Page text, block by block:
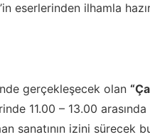
eserlerinden ilhamla
gerçekleşecek olan
11.00 – 13.00 arasında
sanatının izini sürecek